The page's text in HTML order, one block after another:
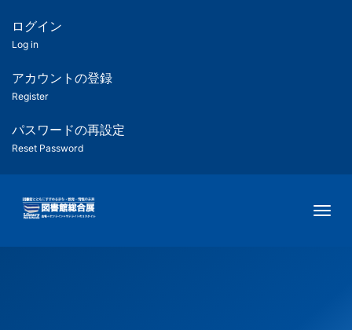
ツ
匿
名
ユ
ー
ー
用
メ
ログイン
Log in
アカウントの登録
Register
パスワードの再設定
Reset Password